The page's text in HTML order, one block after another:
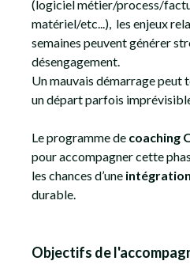
(logiciel métier/process/
matériel/etc...), les enjeux
semaines peuvent générer
désengagement.
Un mauvais démarrage peut
un départ parfois
Le programme de coaching
pour accompagner cette
les chances d’une
durable.
Objectifs de